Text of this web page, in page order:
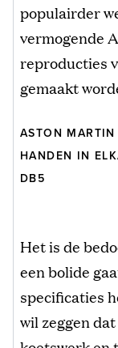
populairder
vermogende
reproducties
gemaakt
ASTON
HANDEN IN
DB5
Het is de
een bolide
specificaties
wil zeggen